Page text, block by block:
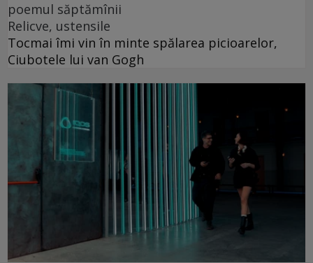
poemul săptămînii
Relicve, ustensile
Tocmai îmi vin în minte spălarea picioarelor,
Ciubotele lui van Gogh